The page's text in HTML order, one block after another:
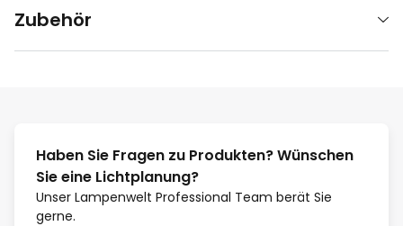
Zubehör
Haben Sie Fragen zu Produkten? Wünschen
Sie eine Lichtplanung?
Unser Lampenwelt Professional Team berät Sie
gerne.